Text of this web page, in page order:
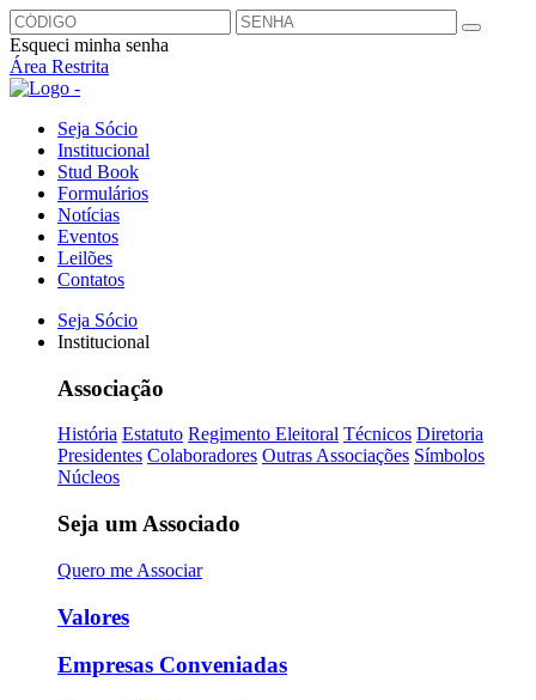
Esqueci minha senha
Área Restrita
Seja Sócio
Institucional
Stud Book
Formulários
Notícias
Eventos
Leilões
Contatos
Seja Sócio
Institucional
Associação
História Estatuto Regimento Eleitoral Técnicos Diretoria
Presidentes Colaboradores Outras Associações Símbolos
Núcleos
Seja um Associado
Quero me Associar
Valores
Empresas Conveniadas